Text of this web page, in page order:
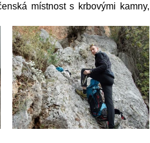
místnost s krbovými kamny,